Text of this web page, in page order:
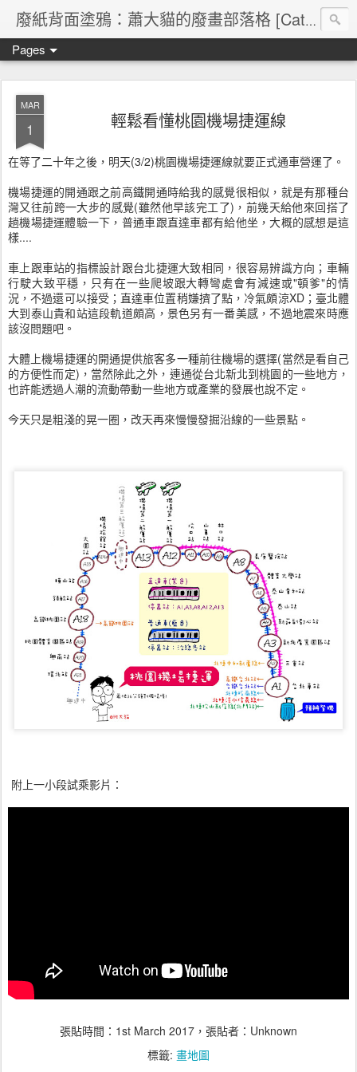
廢紙背面塗鴉：蕭大貓的廢畫部落格 [Cat's blog]
Pages
MAR
1 輕鬆看懂桃園機場捷運線
在等了二十年之後，明天(3/2)桃園機場捷運線就要正式通車營運了。
機場捷運的開通跟之前高鐵開通時給我的感覺很相似，就是有那種台
灣又往前跨一大步的感覺(雖然他早該完工了)，前幾天給他來回搭了
趟機場捷運體驗一下，普通車跟直達車都有給他坐，大概的感想是這
樣....
車上跟車站的指標設計跟台北捷運大致相同，很容易辨識方向；車輛
行駛大致平穩，只有在一些爬坡跟大轉彎處會有減速或"頓爹"的情
況，不過還可以接受；直達車位置稍嫌擠了點，冷氣頗涼XD；臺北體
大到泰山貴和站這段軌道頗高，景色另有一番美感，不過地震來時應
該沒問題吧。
大體上機場捷運的開通提供旅客多一種前往機場的選擇(當然是看自己
的方便性而定)，當然除此之外，連通從台北新北到桃園的一些地方，
也許能透過人潮的流動帶動一些地方或產業的發展也說不定。
今天只是粗淺的晃一圈，改天再來慢慢發掘沿線的一些景點。
附上一小段試乘影片：
張貼時間： 1st March 2017 ，張貼者：Unknown
標籤: 畫地圖